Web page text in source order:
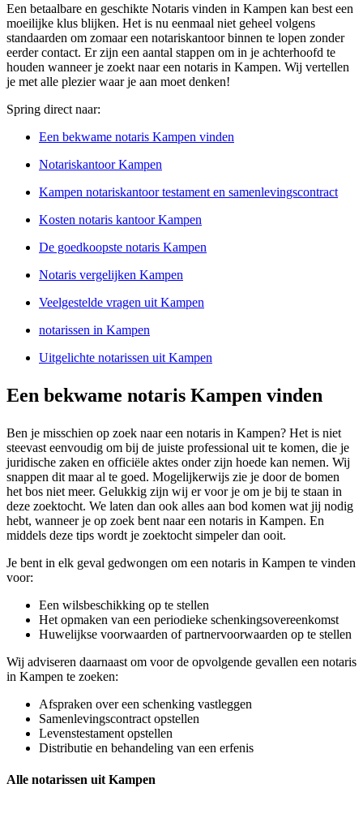
Een betaalbare en geschikte Notaris vinden in Kampen kan best een
moeilijke klus blijken. Het is nu eenmaal niet geheel volgens
standaarden om zomaar een notariskantoor binnen te lopen zonder
eerder contact. Er zijn een aantal stappen om in je achterhoofd te
houden wanneer je zoekt naar een notaris in Kampen. Wij vertellen
je met alle plezier waar je aan moet denken!
Spring direct naar:
Een bekwame notaris Kampen vinden
Notariskantoor Kampen
Kampen notariskantoor testament en samenlevingscontract
Kosten notaris kantoor Kampen
De goedkoopste notaris Kampen
Notaris vergelijken Kampen
Veelgestelde vragen uit Kampen
notarissen in Kampen
Uitgelichte notarissen uit Kampen
Een bekwame notaris Kampen vinden
Ben je misschien op zoek naar een notaris in Kampen? Het is niet
steevast eenvoudig om bij de juiste professional uit te komen, die je
juridische zaken en officiële aktes onder zijn hoede kan nemen. Wij
snappen dit maar al te goed. Mogelijkerwijs zie je door de bomen
het bos niet meer. Gelukkig zijn wij er voor je om je bij te staan in
deze zoektocht. We laten dan ook alles aan bod komen wat jij nodig
hebt, wanneer je op zoek bent naar een notaris in Kampen. En
middels deze tips wordt je zoektocht simpeler dan ooit.
Je bent in elk geval gedwongen om een notaris in Kampen te vinden
voor:
Een wilsbeschikking op te stellen
Het opmaken van een periodieke schenkingsovereenkomst
Huwelijkse voorwaarden of partnervoorwaarden op te stellen
Wij adviseren daarnaast om voor de opvolgende gevallen een notaris
in Kampen te zoeken:
Afspraken over een schenking vastleggen
Samenlevingscontract opstellen
Levenstestament opstellen
Distributie en behandeling van een erfenis
Alle notarissen uit Kampen